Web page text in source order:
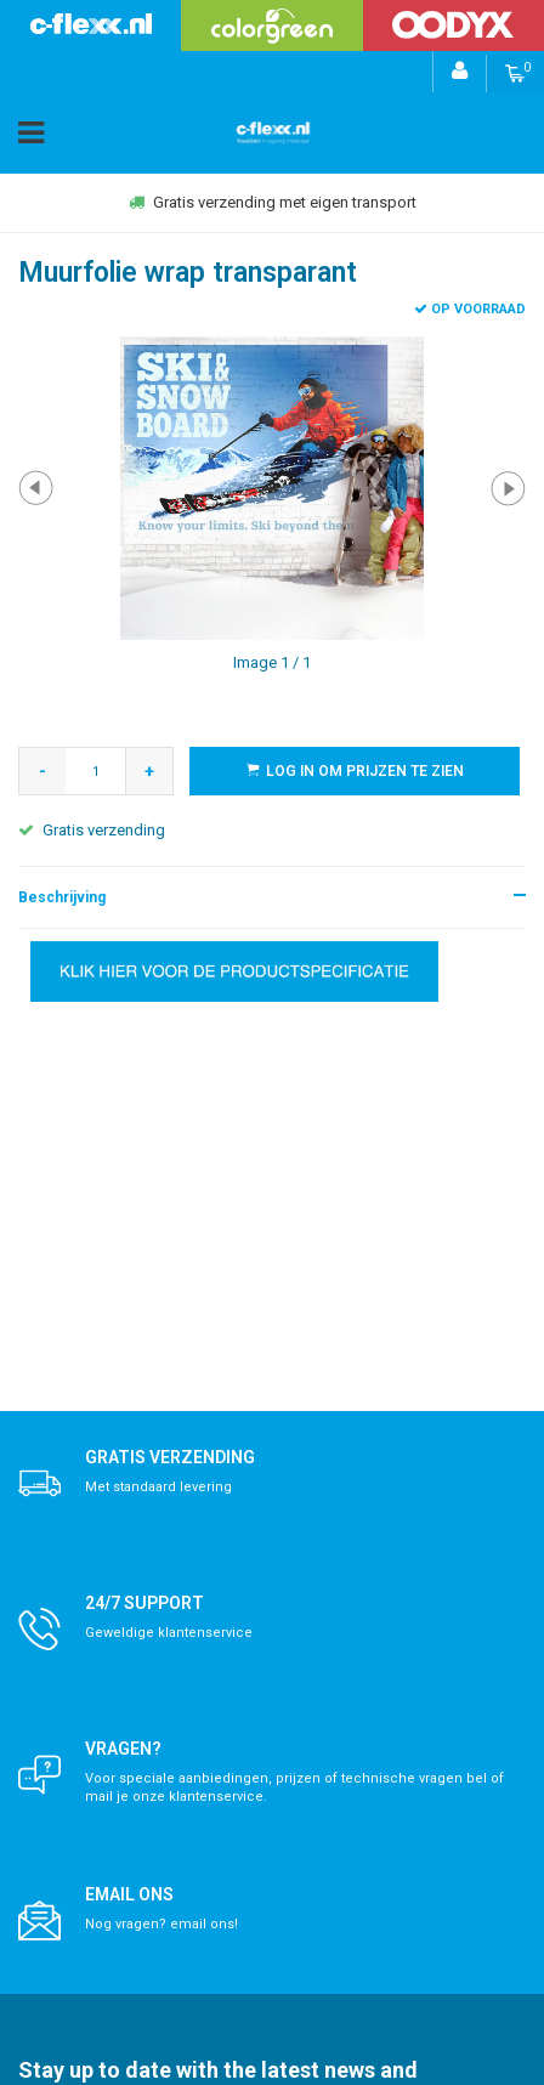
0
Gratis verzending met eigen transport
Muurfolie wrap transparant
OP VOORRAAD
Image 1 / 1
- + LOG IN OM PRIJZEN TE ZIEN
Gratis verzending
Beschrijving
GRATIS VERZENDING
Met standaard levering
24/7 SUPPORT
Geweldige klantenservice
VRAGEN?
Voor speciale aanbiedingen, prijzen of technische vragen bel of
mail je onze klantenservice.
EMAIL ONS
Nog vragen? email ons!
Stay up to date with the latest news and